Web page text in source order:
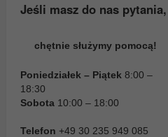
Jeśli masz do nas pytania,
chętnie służymy pomocą!
Poniedziałek – Piątek 8:00 –
18:30
Sobota 10:00 – 18:00
Telefon +49 30 235 949 085